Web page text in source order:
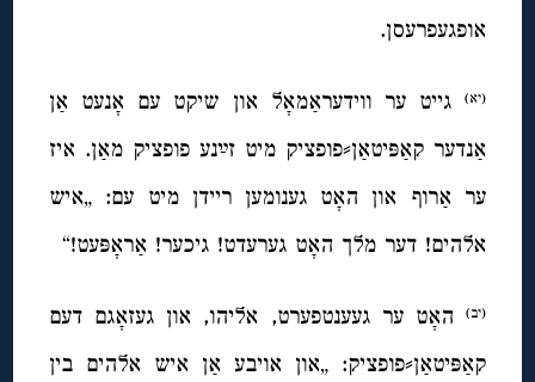
אופגעפרעסן.
(יא)
גייט ער ווידעראַמאָל און שיקט עם אָנעט אַן
אַנדער קאַפּיטאַן⸗פופציק מיט זײַנע פופציק מאַן. איז
ער אַרוף און האָט גענומען ריידן מיט עם: „איש
אלהים! דער מלך האָט גערעדט! גיכער! אַראָפּעט!“
(יב)
האָט ער געענטפערט, אליהו, און געזאָגם דעם
קאַפּיטאַן⸗פופציק: „און אויבע אַן איש אלהים בין